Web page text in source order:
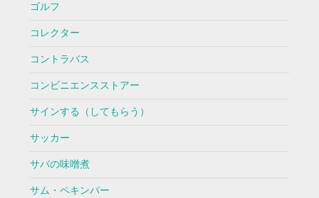
ゴルフ
コレクター
コントラバス
コンビニエンスストアー
サインする（してもらう）
サッカー
サバの味噌煮
サム・ペキンパー